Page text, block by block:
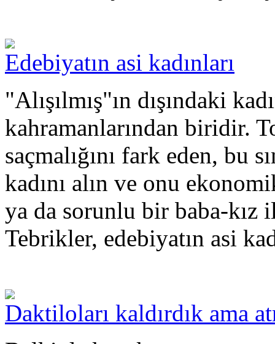
Edebiyatın asi kadınları
"Alışılmış"ın dışındaki
kahramanlarından biridir.
saçmalığını fark eden, bu
kadını alın ve onu
ya da sorunlu bir baba-kız
Tebrikler, edebiyatın asi
Daktiloları kaldırdık ama